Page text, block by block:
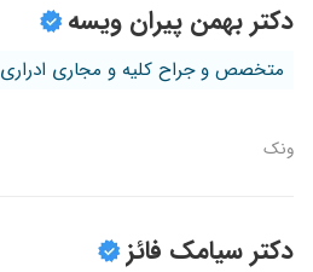
دکتر بهمن پیران ویسه
متخصص و جراح کلیه و مجاری ادراری
ونک
دکتر سیامک فائز